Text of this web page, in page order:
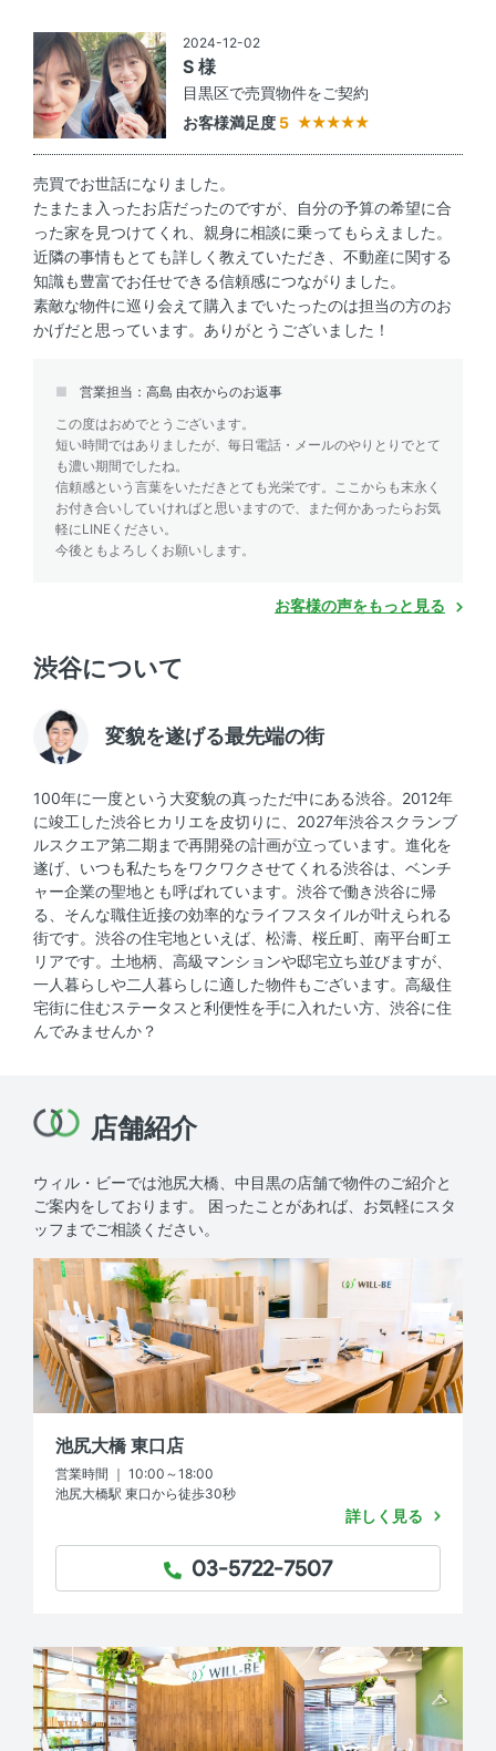
2024-12-02
S 様
目黒区で売買物件をご契約
お客様満足度 5
売買でお世話になりました。
たまたま入ったお店だったのですが、自分の予算の希望に合
った家を見つけてくれ、親身に相談に乗ってもらえました。
近隣の事情もとても詳しく教えていただき、不動産に関する
知識も豊富でお任せできる信頼感につながりました。
素敵な物件に巡り会えて購入までいたったのは担当の方のお
かげだと思っています。ありがとうございました！
営業担当：高島 由衣からのお返事
この度はおめでとうございます。
短い時間ではありましたが、毎日電話・メールのやりとりでとて
も濃い期間でしたね。
信頼感という言葉をいただきとても光栄です。ここからも末永く
お付き合いしていければと思いますので、また何かあったらお気
軽にLINEください。
今後ともよろしくお願いします。
お客様の声をもっと見る
渋谷について
変貌を遂げる最先端の街
100年に一度という大変貌の真っただ中にある渋谷。2012年
に竣工した渋谷ヒカリエを皮切りに、2027年渋谷スクランブ
ルスクエア第二期まで再開発の計画が立っています。進化を
遂げ、いつも私たちをワクワクさせてくれる渋谷は、ベンチ
ャー企業の聖地とも呼ばれています。渋谷で働き渋谷に帰
る、そんな職住近接の効率的なライフスタイルが叶えられる
街です。渋谷の住宅地といえば、松濤、桜丘町、南平台町エ
リアです。土地柄、高級マンションや邸宅立ち並びますが、
一人暮らしや二人暮らしに適した物件もございます。高級住
宅街に住むステータスと利便性を手に入れたい方、渋谷に住
んでみませんか？
店舗紹介
ウィル・ビーでは池尻大橋、中目黒の店舗で物件のご紹介と
ご案内をしております。
困ったことがあれば、お気軽にスタ
ッフまでご相談ください。
池尻大橋 東口店
営業時間 ｜ 10:00～18:00
池尻大橋駅 東口から徒歩30秒
TEL：
03-5722-7507
詳しく見る